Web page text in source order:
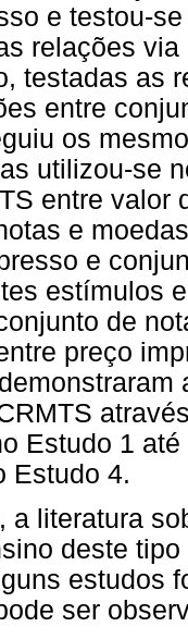
e testou-
relações
testadas as
entre
os
utilizou-se
entre valor
e
e
estímulos
de
preço
Estudo 1
Estudo 4.
a literatura
deste
estudos
ser